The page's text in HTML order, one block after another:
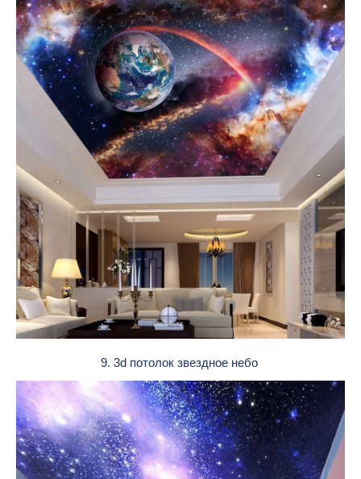
9. 3d потолок звездное небо